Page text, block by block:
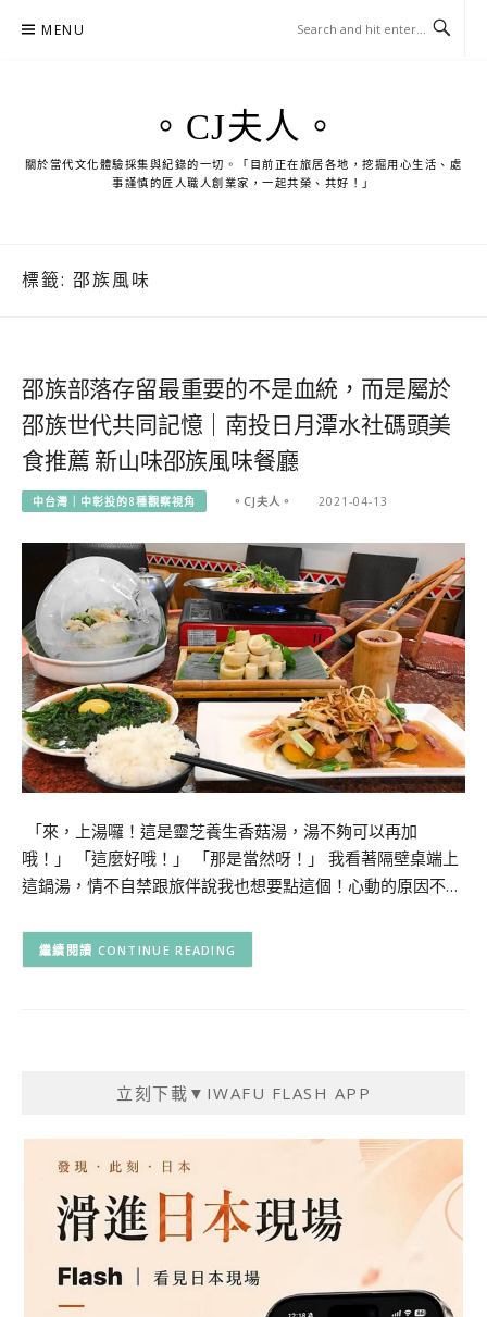
MENU
。CJ夫人。
關於當代文化體驗採集與紀錄的一切。「目前正在旅居各地，挖掘用心生活、處
事謹慎的匠人職人創業家，一起共榮、共好！」
標籤: 邵族風味
邵族部落存留最重要的不是血統，而是屬於
邵族世代共同記憶｜南投日月潭水社碼頭美
食推薦 新山味邵族風味餐廳
中台灣｜中彰投的8種觀察視角 。CJ夫人。 2021-04-13
「來，上湯囉！這是靈芝養生香菇湯，湯不夠可以再加
哦！」 「這麼好哦！」 「那是當然呀！」 我看著隔壁桌端上
這鍋湯，情不自禁跟旅伴說我也想要點這個！心動的原因不…
CONTINUE READING
立刻下載▼IWAFU FLASH APP